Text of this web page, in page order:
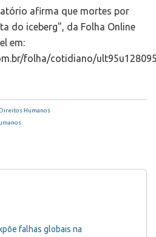
afirma que mortes por
do iceberg", da Folha Online
em:
folha/cotidiano/
Humanos
falhas globais na